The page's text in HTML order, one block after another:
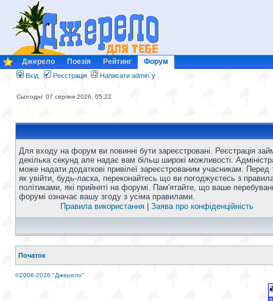
Джерело Поезія Рейтинг Форум
Вхід Реєстрація Написати admin`у
Сьогодні: 07 серпня 2026, 05:22
Для входу на форум ви повинні бути зареєстровані. Реєстрація
декілька секунд але надає вам більш широкі можливості.
може надати додаткові привілеї зареєстрованим учасникам. Перед
як увійти, будь-ласка, переконайтесь що ви погоджуєтесь з
політиками, які прийняті на форумі. Пам'ятайте, що ваше
форумі означає вашу згоду з усіма правилами.
Правила використання
Заява про конфіденційність
Початок
©2006-2026 "Джерело"